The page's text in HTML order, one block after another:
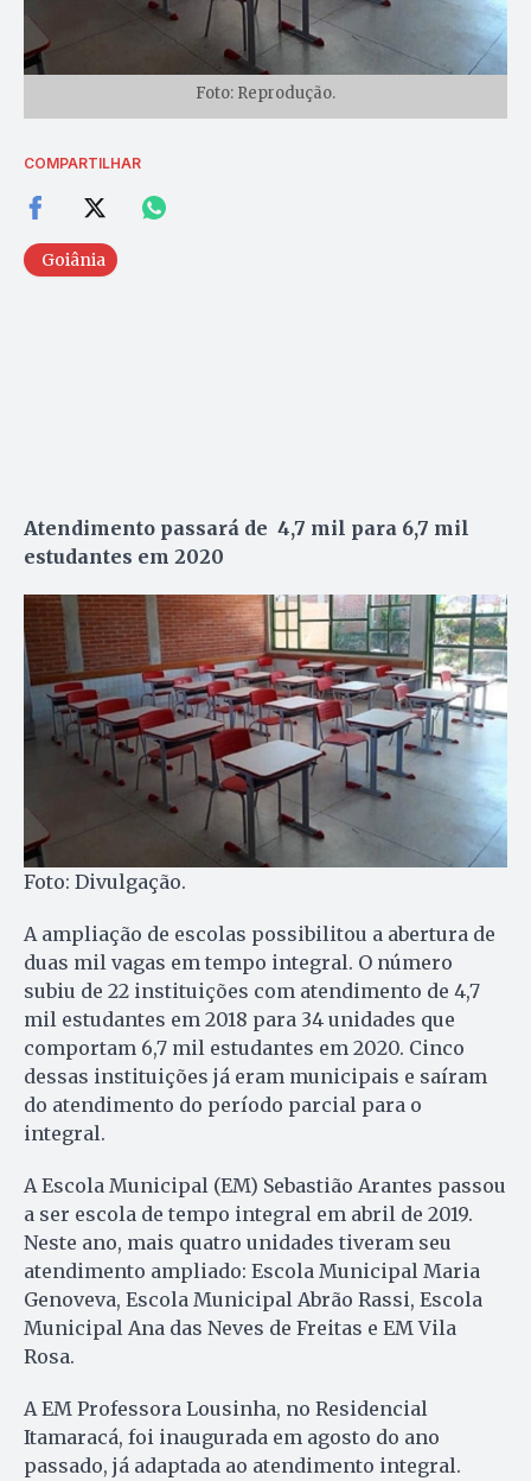
Foto: Reprodução.
COMPARTILHAR
Goiânia
Atendimento passará de 4,7 mil para 6,7 mil
estudantes em 2020
Foto: Divulgação.
A ampliação de escolas possibilitou a abertura de
duas mil vagas em tempo integral. O número
subiu de 22 instituições com atendimento de 4,7
mil estudantes em 2018 para 34 unidades que
comportam 6,7 mil estudantes em 2020. Cinco
dessas instituições já eram municipais e saíram
do atendimento do período parcial para o
integral.
A Escola Municipal (EM) Sebastião Arantes passou
a ser escola de tempo integral em abril de 2019.
Neste ano, mais quatro unidades tiveram seu
atendimento ampliado: Escola Municipal Maria
Genoveva, Escola Municipal Abrão Rassi, Escola
Municipal Ana das Neves de Freitas e EM Vila
Rosa.
A EM Professora Lousinha, no Residencial
Itamaracá, foi inaugurada em agosto do ano
passado, já adaptada ao atendimento integral.